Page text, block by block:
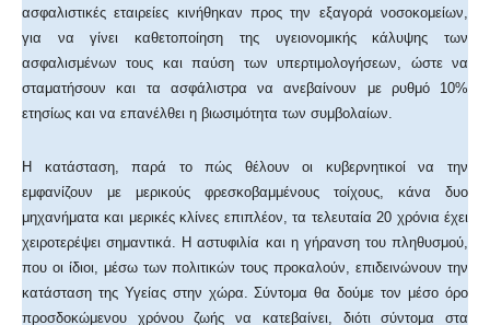
ασφαλιστικές εταιρείες κινήθηκαν προς την εξαγορά νοσοκομείων,
για να γίνει καθετοποίηση της υγειονομικής κάλυψης των
ασφαλισμένων τους και παύση των υπερτιμολογήσεων, ώστε να
σταματήσουν και τα ασφάλιστρα να ανεβαίνουν με ρυθμό 10%
ετησίως και να επανέλθει η βιωσιμότητα των συμβολαίων.
Η κατάσταση, παρά το πώς θέλουν οι κυβερνητικοί να την
εμφανίζουν με μερικούς φρεσκοβαμμένους τοίχους, κάνα δυο
μηχανήματα και μερικές κλίνες επιπλέον, τα τελευταία 20 χρόνια έχει
χειροτερέψει σημαντικά. Η αστυφιλία και η γήρανση του πληθυσμού,
που οι ίδιοι, μέσω των πολιτικών τους προκαλούν, επιδεινώνουν την
κατάσταση της Υγείας στην χώρα. Σύντομα θα δούμε τον μέσο όρο
προσδοκώμενου χρόνου ζωής να κατεβαίνει, διότι σύντομα στα